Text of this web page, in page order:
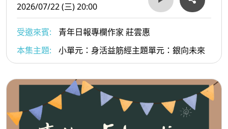
2026/07/22 (三) 20:00
受邀來賓:
青年日報專欄作家 莊雲惠
本集主題:
小單元：身活益筋經主題單元：銀向未來